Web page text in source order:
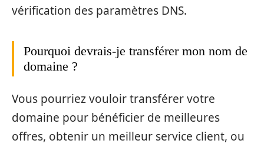
vérification des paramètres DNS.
Pourquoi devrais-je transférer mon nom de
domaine ?
Vous pourriez vouloir transférer votre
domaine pour bénéficier de meilleures
offres, obtenir un meilleur service client, ou